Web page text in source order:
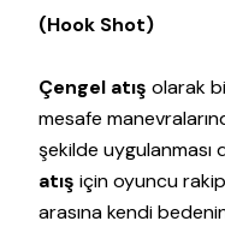
(Hook Shot)
Çengel atış olarak
mesafe
şekilde uygulanması
atış için oyuncu
arasına kendi